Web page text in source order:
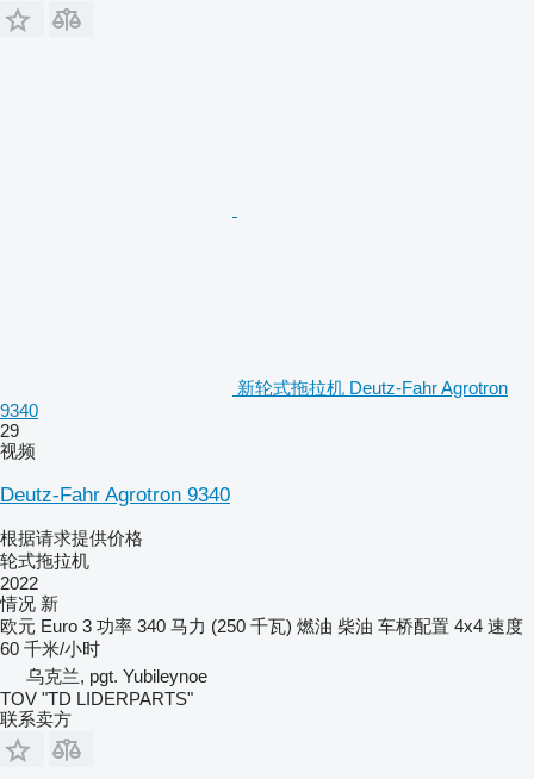
新轮式拖拉机 Deutz-Fahr Agrotron
9340
29
视频
Deutz-Fahr Agrotron 9340
根据请求提供价格
轮式拖拉机
2022
情况 新
欧元 Euro 3 功率 340 马力 (250 千瓦) 燃油 柴油 车桥配置 4x4 速度
60 千米/小时
乌克兰, pgt. Yubileynoe
TOV "TD LIDERPARTS"
联系卖方